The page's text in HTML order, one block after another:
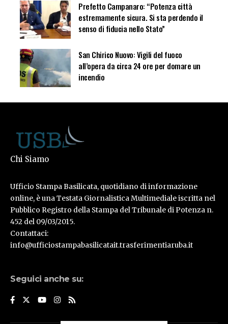
Prefetto Campanaro: “Potenza città
estremamente sicura. Si sta perdendo il
senso di fiducia nello Stato”
San Chirico Nuovo: Vigili del fuoco
all’opera da circa 24 ore per domare un
incendio
Chi Siamo
Ufficio Stampa Basilicata, quotidiano di informazione
online, è una Testata Giornalistica Multimediale iscritta nel
Pubblico Registro della Stampa del Tribunale di Potenza n.
452 del 09/03/2015.
Contattaci:
info@ufficiostampabasilicatait.trasferimentiaruba.it
Seguici anche su: